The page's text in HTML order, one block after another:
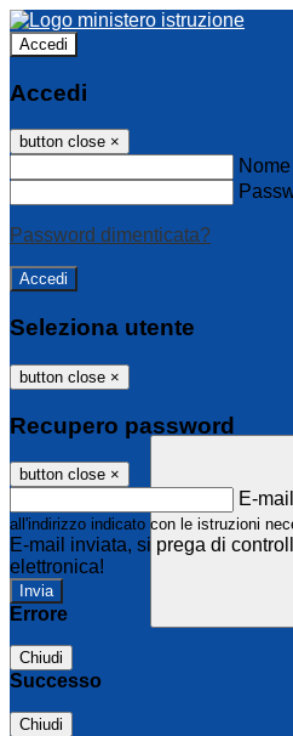
Accedi
Accedi
button close ×
Password dimenticata?
Seleziona utente
button close ×
Recupero password
button close ×
E-mail
all'indirizzo indicato con le istruzioni
E-mail inviata, si prega di
elettronica!
Errore
Chiudi
Successo
Chiudi